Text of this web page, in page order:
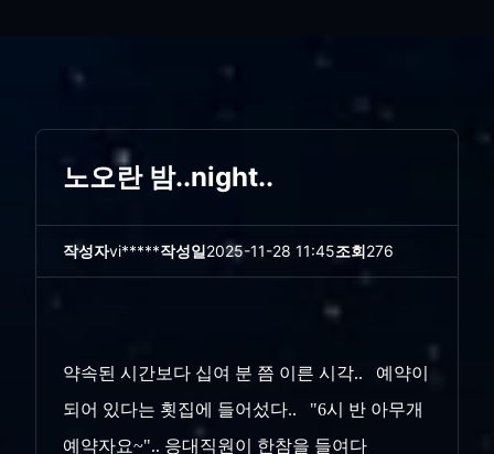
노오란 밤..night..
작성자vi*****작성일2025-11-28 11:45조회276
약속된 시간보다 십여 분 쯤 이른 시각.. 예약이
되어 있다는 횟집에 들어섰다.. "6시 반 아무개
예약자요~".. 응대직원이 한참을 들여다